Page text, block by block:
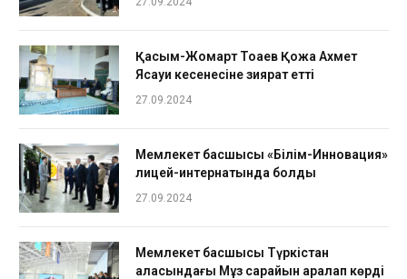
Қасым-Жомарт Тоқаев Қожа Ахмет
Ясауи кесенесіне зиярат етті
27.09.2024
Мемлекет басшысы «Білім-Инновация»
лицей-интернатында болды
27.09.2024
Мемлекет басшысы Түркістан
қаласындағы Мұз сарайын аралап көрді